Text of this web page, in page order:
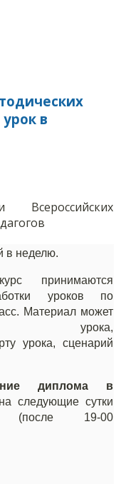
в
в неделю.
принимаются
уроков по
. Материал может
урока,
урока, сценарий
диплома в
следующие сутки
(после 19-00